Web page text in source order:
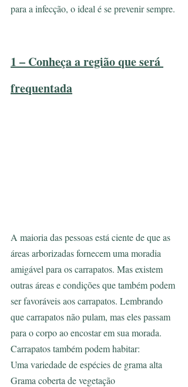
para a infecção, o ideal é se prevenir sempre.
1 – Conheça a região que será
frequentada
A maioria das pessoas está ciente de que as
áreas arborizadas fornecem uma moradia
amigável para os carrapatos. Mas existem
outras áreas e condições que também podem
ser favoráveis aos carrapatos. Lembrando
que carrapatos não pulam, mas eles passam
para o corpo ao encostar em sua morada.
Carrapatos também podem habitar:
Uma variedade de espécies de grama alta
Grama coberta de vegetação